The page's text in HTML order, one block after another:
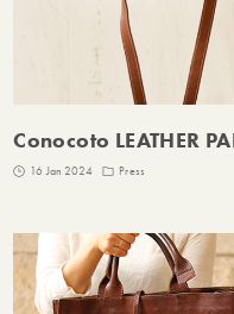
Conocoto LEATHER
16 Jan 2024 Press